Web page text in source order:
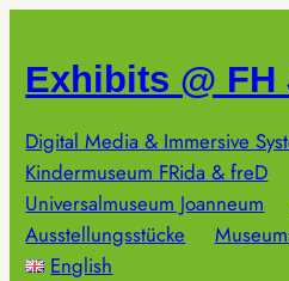
springen
Exhibits @ FH
Digital Media & Immersive
Kindermuseum FRida & freD
Universalmuseum Joanneum
Ausstellungsstücke
English